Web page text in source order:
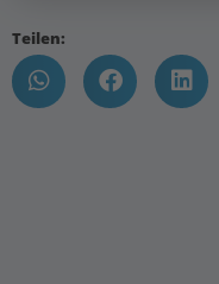
Teilen: